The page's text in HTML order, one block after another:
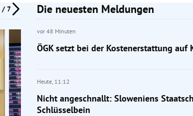
/ 7 Die neuesten Meldungen
vor 48 Minuten
ÖGK setzt bei der Kostenerstattung
Heute, 11:12
Nicht angeschnallt: Sloweniens
Schlüsselbein